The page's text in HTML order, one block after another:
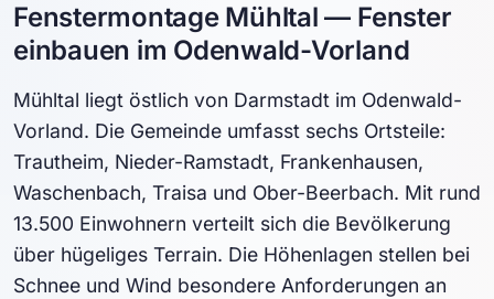
Fenstermontage Mühltal — Fenster
einbauen im Odenwald-Vorland
Mühltal liegt östlich von Darmstadt im Odenwald-
Vorland. Die Gemeinde umfasst sechs Ortsteile:
Trautheim, Nieder-Ramstadt, Frankenhausen,
Waschenbach, Traisa und Ober-Beerbach. Mit rund
13.500 Einwohnern verteilt sich die Bevölkerung
über hügeliges Terrain. Die Höhenlagen stellen bei
Schnee und Wind besondere Anforderungen an